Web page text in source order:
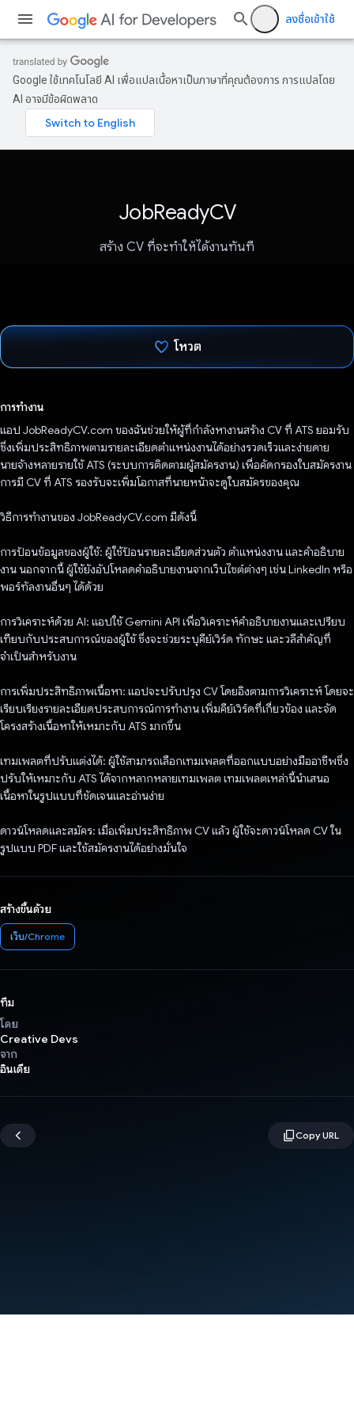
ลงชื่อเข้าใช้
Google ใช้เทคโนโลยี AI เพื่อแปลเนื้อหาเป็นภาษาที่คุณต้องการ การแปลโดย
AI อาจมีข้อผิดพลาด
JobReadyCV
สร้าง CV ที่จะทำให้ได้งานทันที
โหวต
การทำงาน
แอป JobReadyCV.com ของฉันช่วยให้ผู้ที่กำลังหางานสร้าง CV ที่ ATS ยอมรับ
ซึ่งเพิ่มประสิทธิภาพตามรายละเอียดตำแหน่งงานได้อย่างรวดเร็วและง่ายดาย
นายจ้างหลายรายใช้ ATS (ระบบการติดตามผู้สมัครงาน) เพื่อคัดกรองใบสมัครงาน
การมี CV ที่ ATS รองรับจะเพิ่มโอกาสที่นายหน้าจะดูใบสมัครของคุณ
วิธีการทำงานของ JobReadyCV.com มีดังนี้
การป้อนข้อมูลของผู้ใช้: ผู้ใช้ป้อนรายละเอียดส่วนตัว ตำแหน่งงาน และคำอธิบาย
งาน นอกจากนี้ ผู้ใช้ยังอัปโหลดคำอธิบายงานจากเว็บไซต์ต่างๆ เช่น LinkedIn หรือ
พอร์ทัลงานอื่นๆ ได้ด้วย
การวิเคราะห์ด้วย AI: แอปใช้ Gemini API เพื่อวิเคราะห์คำอธิบายงานและเปรียบ
เทียบกับประสบการณ์ของผู้ใช้ ซึ่งจะช่วยระบุคีย์เวิร์ด ทักษะ และวลีสำคัญที่
จำเป็นสำหรับงาน
การเพิ่มประสิทธิภาพเนื้อหา: แอปจะปรับปรุง CV โดยอิงตามการวิเคราะห์ โดยจะ
เรียบเรียงรายละเอียดประสบการณ์การทำงาน เพิ่มคีย์เวิร์ดที่เกี่ยวข้อง และจัด
โครงสร้างเนื้อหาให้เหมาะกับ ATS มากขึ้น
เทมเพลตที่ปรับแต่งได้: ผู้ใช้สามารถเลือกเทมเพลตที่ออกแบบอย่างมืออาชีพซึ่ง
ปรับให้เหมาะกับ ATS ได้จากหลากหลายเทมเพลต เทมเพลตเหล่านี้นำเสนอ
เนื้อหาในรูปแบบที่ชัดเจนและอ่านง่าย
ดาวน์โหลดและสมัคร: เมื่อเพิ่มประสิทธิภาพ CV แล้ว ผู้ใช้จะดาวน์โหลด CV ใน
รูปแบบ PDF และใช้สมัครงานได้อย่างมั่นใจ
สร้างขึ้นด้วย
เว็บ/Chrome
ทีม
โดย
Creative Devs
จาก
อินเดีย